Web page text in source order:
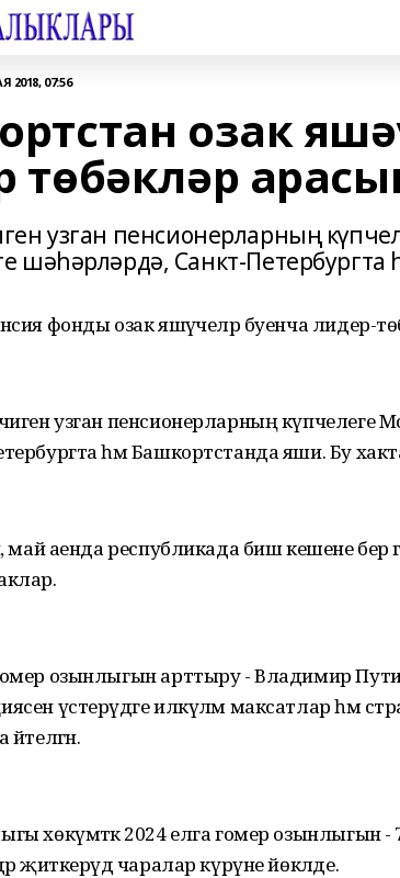
2018, 07:56
озак
төбәкләр
узган пенсионерларның
шәһәрләрдә, Санкт-
фонды озак яшәүчеләр буенча лидер-
узган пенсионерларның күпчелеге
һәм Башкортстанда яши. Бу хакта
май аенда республикада биш кешене
озынлыгын арттыру - Владимир
үстерүдәге илкүләм максатлар һәм
хөкүмәткә 2024 елга гомер озынлыгын -
җиткерүдә чаралар күрүне йөкләде.